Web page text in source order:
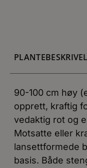
90-100 cm høy
opprett, kraftig
vedaktig rot og
Motsatte eller
lansettformede
basis. Både